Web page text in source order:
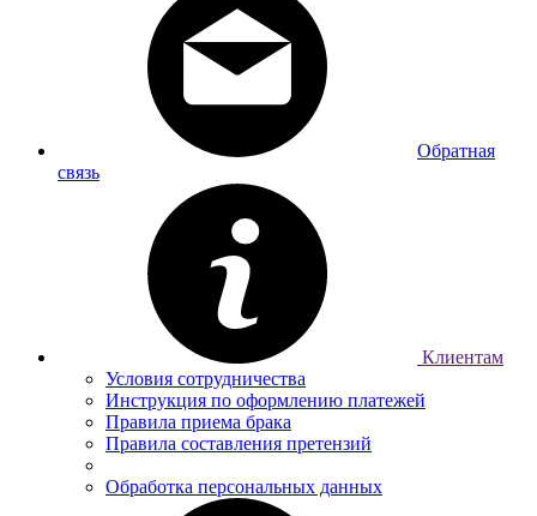
Обратная
связь
Клиентам
Условия сотрудничества
Инструкция по оформлению платежей
Правила приема брака
Правила составления претензий
Обработка персональных данных